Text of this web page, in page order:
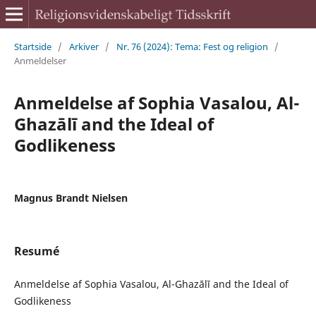
Startside / Arkiver / Nr. 76 (2024): Tema: Fest og religion
/
Anmeldelser
Anmeldelse af Sophia Vasalou, Al-
Ghazālī and the Ideal of
Godlikeness
Magnus Brandt Nielsen
Resumé
Anmeldelse af Sophia Vasalou, Al-Ghazālī and the Ideal of
Godlikeness